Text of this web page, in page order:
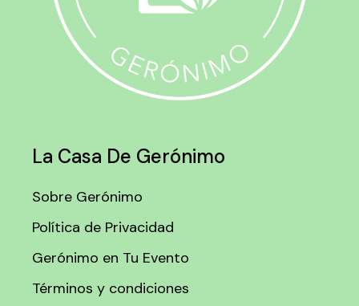
La Casa De Gerónimo
Sobre Gerónimo
Política de Privacidad
Gerónimo en Tu Evento
Términos y condiciones